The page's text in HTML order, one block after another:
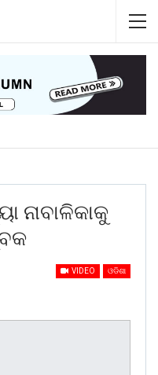
ନାବାଳିକାକୁ
VIDEO ଓଡିଶା